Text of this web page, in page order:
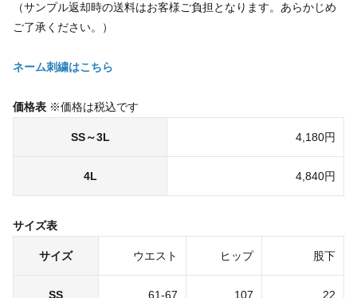
（サンプル返却時の送料はお客様ご負担となります。あらかじめ
ご了承ください。）
ネーム刺繍はこちら
価格表 ※価格は税込です
SS～3L 4,180円
4L 4,840円
サイズ表
サイズ ウエスト ヒップ 股下
SS 61-67 107 22